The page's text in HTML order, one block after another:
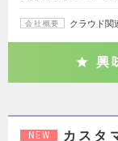
会社概要 クラウド関
興
NEW
カスタ